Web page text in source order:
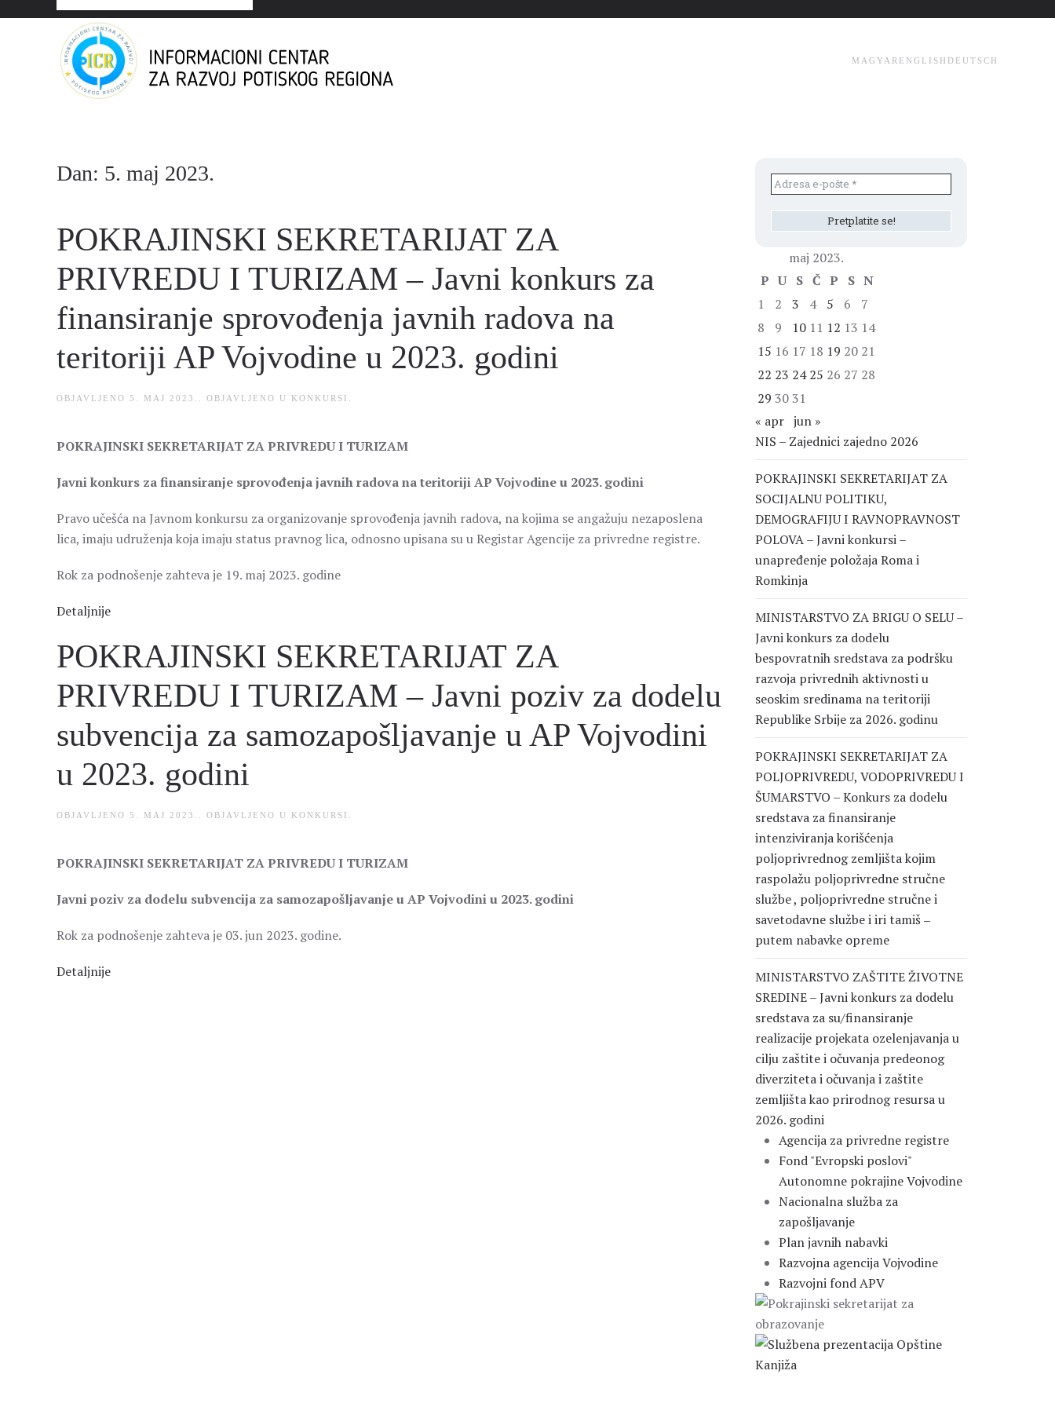
MAGYAR ENGLISH DEUTSCH
Dan: 5. maj 2023.
POKRAJINSKI SEKRETARIJAT ZA
PRIVREDU I TURIZAM – Javni konkurs za
finansiranje sprovođenja javnih radova na
teritoriji AP Vojvodine u 2023. godini
OBJAVLJENO 5. MAJ 2023. . OBJAVLJENO U KONKURSI
POKRAJINSKI SEKRETARIJAT ZA PRIVREDU I TURIZAM
Javni konkurs za finansiranje sprovođenja javnih radova na teritoriji AP Vojvodine u 2023. godini
Pravo učešća na Javnom konkursu za organizovanje sprovođenja javnih radova, na kojima se angažuju nezaposlena
lica, imaju udruženja koja imaju status pravnog lica, odnosno upisana su u Registar Agencije za privredne registre.
Rok za podnošenje zahteva je 19. maj 2023. godine
Detaljnije
POKRAJINSKI SEKRETARIJAT ZA
PRIVREDU I TURIZAM – Javni poziv za dodelu
subvencija za samozapošljavanje u AP Vojvodini
u 2023. godini
OBJAVLJENO 5. MAJ 2023. . OBJAVLJENO U KONKURSI
POKRAJINSKI SEKRETARIJAT ZA PRIVREDU I TURIZAM
Javni poziv za dodelu subvencija za samozapošljavanje u AP Vojvodini u 2023. godini
Rok za podnošenje zahteva je 03. jun 2023. godine.
Detaljnije
maj 2023.
P U S Č P S N
1
2 3 4 5 6
7
8
9 10 11 12 13 14
15 16 17 18 19 20 21
22 23 24 25 26 27 28
29 30 31
« apr jun »
NIS – Zajednici zajedno 2026
POKRAJINSKI SEKRETARIJAT ZA
SOCIJALNU POLITIKU,
DEMOGRAFIJU I RAVNOPRAVNOST
POLOVA – Javni konkursi –
unapređenje položaja Roma i
Romkinja
MINISTARSTVO ZA BRIGU O SELU –
Javni konkurs za dodelu
bespovratnih sredstava za podršku
razvoja privrednih aktivnosti u
seoskim sredinama na teritoriji
Republike Srbije za 2026. godinu
POKRAJINSKI SEKRETARIJAT ZA
POLJOPRIVREDU, VODOPRIVREDU I
ŠUMARSTVO – Konkurs za dodelu
sredstava za finansiranje
intenziviranja korišćenja
poljoprivrednog zemljišta kojim
raspolažu poljoprivredne stručne
službe , poljoprivredne stručne i
savetodavne službe i iri tamiš ‒
putem nabavke opreme
MINISTARSTVO ZAŠTITE ŽIVOTNE
SREDINE – Javni konkurs za dodelu
sredstava za su/finansiranje
realizacije projekata ozelenjavanja u
cilju zaštite i očuvanja predeonog
diverziteta i očuvanja i zaštite
zemljišta kao prirodnog resursa u
2026. godini
Agencija za privredne registre
Fond "Evropski poslovi"
Autonomne pokrajine Vojvodine
Nacionalna služba za
zapošljavanje
Plan javnih nabavki
Razvojna agencija Vojvodine
Razvojni fond APV